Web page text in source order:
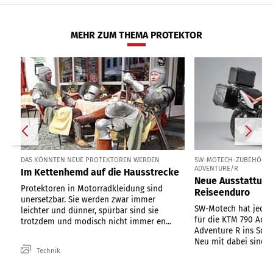
MEHR ZUM THEMA PROTEKTOR
DAS KÖNNTEN NEUE PROTEKTOREN WERDEN
Im Kettenhemd auf die Hausstrecke
Protektoren in Motorradkleidung sind
unersetzbar. Sie werden zwar immer
leichter und dünner, spürbar sind sie
trotzdem und modisch nicht immer en...
Technik
SW-MOTECH-ZUBEHÖR
ADVENTURE/R
Neue
Reiseenduro
SW-Motech hat jede
für die KTM 790
Adventure R ins
Neu mit dabei sind...